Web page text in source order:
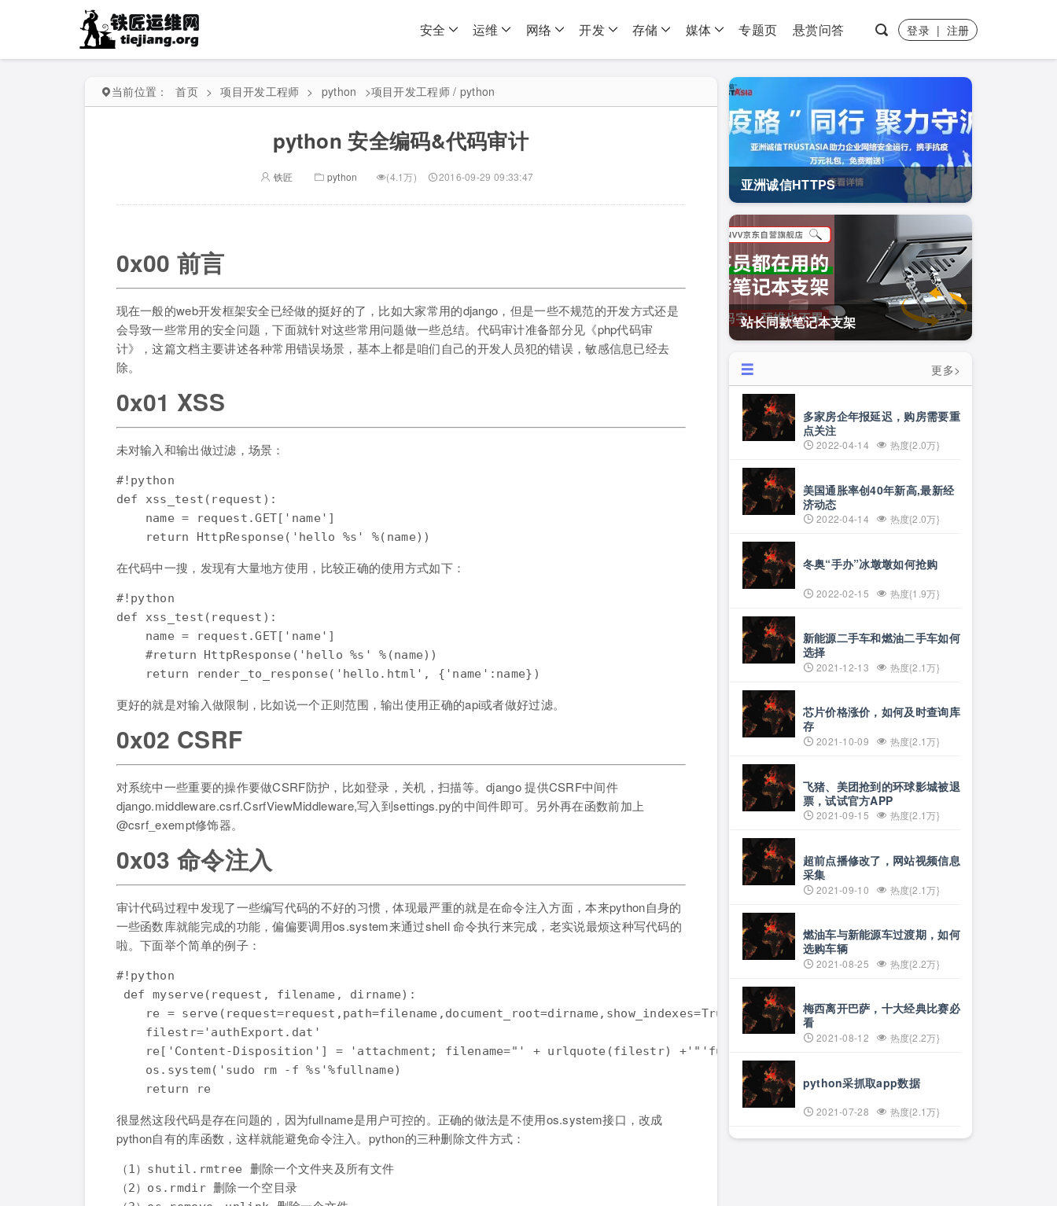
安全 运维 网络 开发 存储 媒体 专题页 悬赏问答 登录 | 注册
当前位置： 首页 > 项目开发工程师 > python >项目开发工程师 / python
python 安全编码&代码审计
铁匠 python (4.1万) 2016-09-29 09:33:47
0x00 前言
现在一般的web开发框架安全已经做的挺好的了，比如大家常用的django，但是一些不规范的开发方式还是
会导致一些常用的安全问题，下面就针对这些常用问题做一些总结。代码审计准备部分见《php代码审
计》，这篇文档主要讲述各种常用错误场景，基本上都是咱们自己的开发人员犯的错误，敏感信息已经去
除。
0x01 XSS
未对输入和输出做过滤，场景：
#!python
def xss_test(request):
    name = request.GET['name']
在代码中一搜，发现有大量地方使用，比较正确的使用方式如下：
#!python
def xss_test(request):
    name = request.GET['name']
    #return HttpResponse('hello %s' %(name))
更好的就是对输入做限制，比如说一个正则范围，输出使用正确的api或者做好过滤。
0x02 CSRF
对系统中一些重要的操作要做CSRF防护，比如登录，关机，扫描等。django 提供CSRF中间件
django.middleware.csrf.CsrfViewMiddleware,写入到settings.py的中间件即可。另外再在函数前加上
@csrf_exempt修饰器。
0x03 命令注入
审计代码过程中发现了一些编写代码的不好的习惯，体现最严重的就是在命令注入方面，本来python自身的
一些函数库就能完成的功能，偏偏要调用os.system来通过shell 命令执行来完成，老实说最烦这种写代码的
啦。下面举个简单的例子：
#!python
def myserve(request, filename, dirname):
re = serve(request=request,path=filename,document_root=dirname,show_indexes=True)
filestr='authExport.dat'
re['Content-Disposition'] = 'attachment; filename="' + urlquote(filestr) +'"'fullname=os.path.join(dirname,filename)
os.system('sudo rm -f %s'%fullname)
很显然这段代码是存在问题的，因为fullname是用户可控的。正确的做法是不使用os.system接口，改成
python自有的库函数，这样就能避免命令注入。python的三种删除文件方式：
（1）shutil.rmtree 删除一个文件夹及所有文件
（2）os.rmdir 删除一个空目录
亚洲诚信HTTPS
站长同款笔记本支架
更多>
多家房企年报延迟，购房需要重
点关注
2022-04-14 热度{2.0万}
美国通胀率创40年新高,最新经
济动态
2022-04-14 热度{2.0万}
冬奥“手办”冰墩墩如何抢购
2022-02-15 热度{1.9万}
新能源二手车和燃油二手车如何
选择
2021-12-13 热度{2.1万}
芯片价格涨价，如何及时查询库
存
2021-10-09 热度{2.1万}
飞猪、美团抢到的环球影城被退
票，试试官方APP
2021-09-15 热度{2.1万}
超前点播修改了，网站视频信息
采集
2021-09-10 热度{2.1万}
燃油车与新能源车过渡期，如何
选购车辆
2021-08-25 热度{2.2万}
梅西离开巴萨，十大经典比赛必
看
2021-08-12 热度{2.2万}
python采抓取app数据
2021-07-28 热度{2.1万}